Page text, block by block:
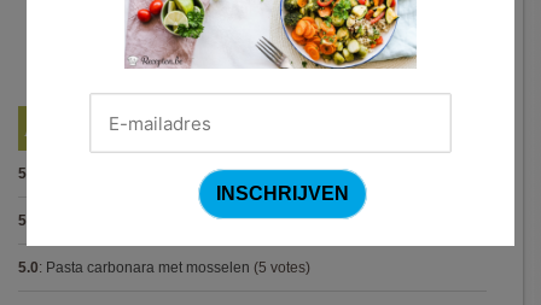
Best Beoordeelde Recepten
5.0 Spaghetti bolognese maison(15 votes)
5.0 Steak met Cajun patatjes en rodekoolsla(12 votes)
5.0: Pasta carbonara met mosselen (5 votes)